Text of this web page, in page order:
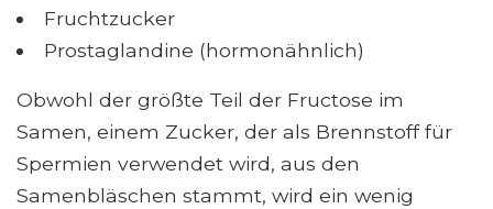
Fruchtzucker
Prostaglandine (hormonähnlich)
Obwohl der größte Teil der Fructose im
Samen, einem Zucker, der als Brennstoff für
Spermien verwendet wird, aus den
Samenbläschen stammt, wird ein wenig